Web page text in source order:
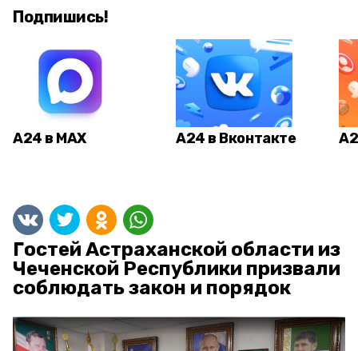
Подпишись!
А24 в MAX А24 в Вконтакте
Гостей Астраханской области из
Чеченской Республики призвали
соблюдать закон и порядок